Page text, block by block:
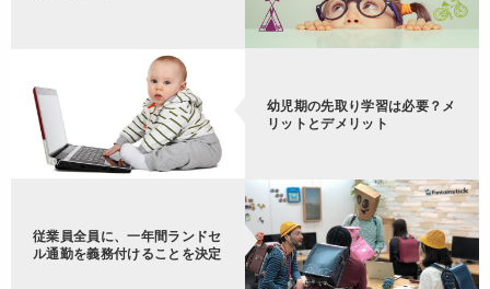
幼児期の先取り学習は必要？メ
リットとデメリット
従業員全員に、一年間ランドセ
ル通勤を義務付けることを決定